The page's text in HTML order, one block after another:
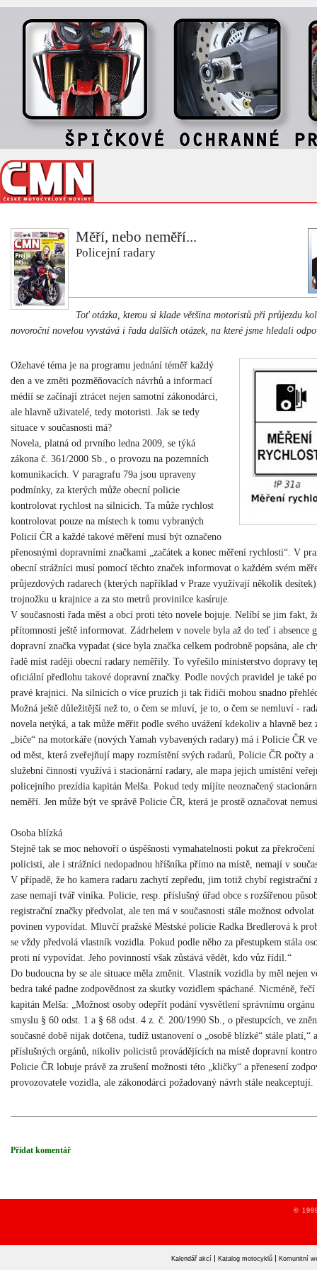
Měří, nebo neměří...
Policejní radary
Toť otázka, kterou si klade většina motoristů při průjezdu
novoroční novelou vyvstává i řada dalších otázek, na které jsme hledali
Ožehavé téma je na programu jednání téměř každý
den a ve změti pozměňovacích návrhů a informací
médií se začínají ztrácet nejen samotní zákonodárci,
ale hlavně uživatelé, tedy motoristi. Jak se tedy
situace v současnosti má?
Novela, platná od prvního ledna 2009, se týká
zákona č. 361/2000 Sb., o provozu na pozemních
komunikacích. V paragrafu 79a jsou upraveny
podmínky, za kterých může obecní policie
kontrolovat rychlost na silnicích. Ta může rychlost
kontrolovat pouze na místech k tomu vybraných
Policií ČR a každé takové měření musí být označeno
přenosnými dopravními značkami „začátek a konec měření rychlosti“. V
obecní strážníci musí pomocí těchto značek informovat o každém svém
průjezdových radarech (kterých například v Praze využívají několik
trojnožku u krajnice a za sto metrů provinilce kasíruje.
V současnosti řada měst a obcí proti této novele bojuje. Nelíbí se jim fakt,
přítomnosti ještě informovat. Zádrhelem v novele byla až do teď i absence
dopravní značka vypadat (sice byla značka celkem podrobně popsána, ale
řadě míst raději obecní radary neměřily. To vyřešilo ministerstvo dopravy
oficiální předlohu takové dopravní značky. Podle nových pravidel je také
pravé krajnici. Na silnicích o více pruzích ji tak řidiči mohou snadno
Možná ještě důležitější než to, o čem se mluví, je to, o čem se nemluví -
novela netýká, a tak může měřit podle svého uvážení kdekoliv a hlavně bez
„biče“ na motorkáře (nových Yamah vybavených radary) má i Policie ČR
od měst, která zveřejňují mapy rozmístění svých radarů, Policie ČR počty
služební činnosti využívá i stacionární radary, ale mapa jejich umístění
policejního prezídia kapitán Melša. Pokud tedy míjíte neoznačený
neměří. Jen může být ve správě Policie ČR, která je prostě označovat
Osoba blízká
Stejně tak se moc nehovoří o úspěšnosti vymahatelnosti pokut za
policisti, ale i strážníci nedopadnou hříšníka přímo na místě, nemají v
V případě, že ho kamera radaru zachytí zepředu, jim totiž chybí registrační
zase nemají tvář viníka. Policie, resp. příslušný úřad obce s rozšířenou
registrační značky předvolat, ale ten má v současnosti stále možnost
povinen vypovídat. Mluvčí pražské Městské policie Radka Bredlerová k
se vždy předvolá vlastník vozidla. Pokud podle něho za přestupkem stála
proti ní vypovídat. Jeho povinností však zůstává vědět, kdo vůz řídil.“
Do budoucna by se ale situace měla změnit. Vlastník vozidla by měl nejen
bedra také padne zodpovědnost za skutky vozidlem spáchané. Nicméně,
kapitán Melša: „Možnost osoby odepřít podání vysvětlení správnímu
smyslu § 60 odst. 1 a § 68 odst. 4 z. č. 200/1990 Sb., o přestupcích, ve
současné době nijak dotčena, tudíž ustanovení o „osobě blízké“ stále platí,“
příslušných orgánů, nikoliv policistů provádějících na místě dopravní
Policie ČR lobuje právě za zrušení možnosti této „kličky“ a přenesení
provozovatele vozidla, ale zákonodárci požadovaný návrh stále neakceptují.
Přidat komentář
©
Kalendář akcí |Katalog motocyklů |Komunitní